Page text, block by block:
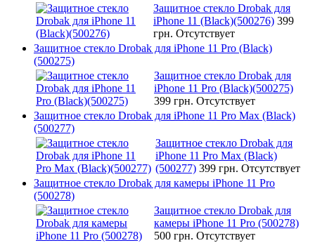
Защитное стекло Drobak для
iPhone 11 (Black)(500276) 399
грн. Отсутствует
Защитное стекло Drobak для iPhone 11 Pro (Black)
(500275)
Защитное стекло Drobak для
iPhone 11 Pro (Black)(500275)
399 грн. Отсутствует
Защитное стекло Drobak для iPhone 11 Pro Max (Black)
(500277)
Защитное стекло Drobak для
iPhone 11 Pro Max (Black)
(500277) 399 грн. Отсутствует
Защитное стекло Drobak для камеры iPhone 11 Pro
(500278)
Защитное стекло Drobak для
камеры iPhone 11 Pro (500278)
500 грн. Отсутствует